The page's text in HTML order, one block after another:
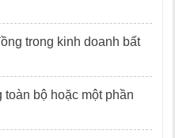
trong kinh doanh bất
bộ hoặc một phần